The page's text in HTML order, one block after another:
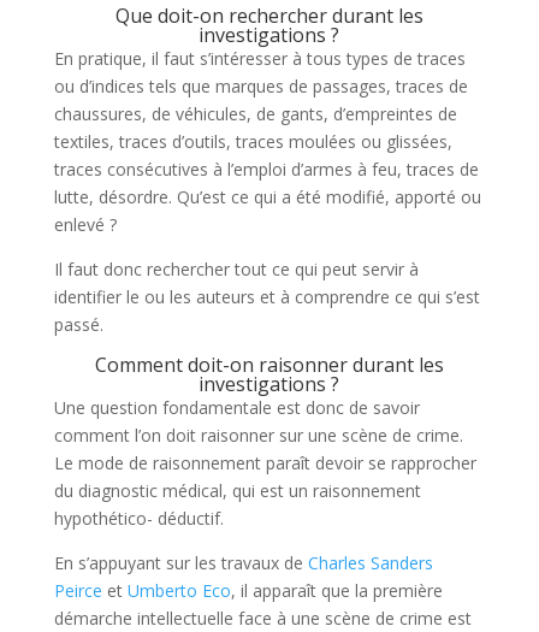
Que doit-on rechercher durant les
investigations ?
En pratique, il faut s’intéresser à tous types de traces
ou d’indices tels que marques de passages, traces de
chaussures, de véhicules, de gants, d’empreintes de
textiles, traces d’outils, traces moulées ou glissées,
traces consécutives à l’emploi d’armes à feu, traces de
lutte, désordre. Qu’est ce qui a été modifié, apporté ou
enlevé ?
Il faut donc rechercher tout ce qui peut servir à
identifier le ou les auteurs et à comprendre ce qui s’est
passé.
Comment doit-on raisonner durant les
investigations ?
Une question fondamentale est donc de savoir
comment l’on doit raisonner sur une scène de crime.
Le mode de raisonnement paraît devoir se rapprocher
du diagnostic médical, qui est un raisonnement
hypothético- déductif.
En s’appuyant sur les travaux de Charles Sanders
Peirce et Umberto Eco, il apparaît que la première
démarche intellectuelle face à une scène de crime est